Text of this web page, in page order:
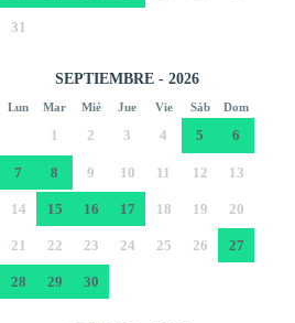
31
SEPTIEMBRE - 2026
Lun Mar Mié Jue Vie Sáb Dom
1 2 3 4 5 6
7 8 9 10 11 12 13
14 15 16 17 18 19 20
21 22 23 24 25 26 27
28 29 30